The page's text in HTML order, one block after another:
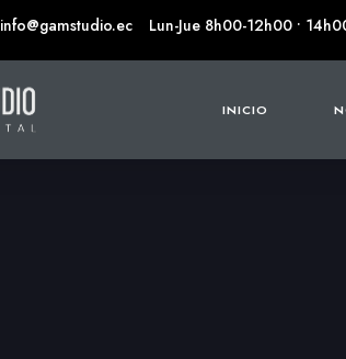
info@gamstudio.ec Lun-Jue 8h00-12h00 •
INICIO